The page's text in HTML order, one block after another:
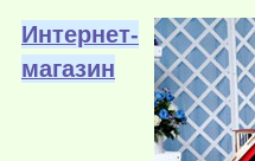
Интернет-
магазин